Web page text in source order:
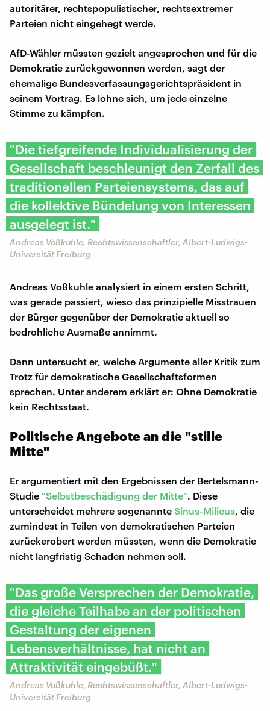
autoritärer, rechtspopulistischer, rechtsextremer
Parteien nicht eingehegt werde.
AfD-Wähler müssten gezielt angesprochen und für die
Demokratie zurückgewonnen werden, sagt der
ehemalige Bundesverfassungsgerichtspräsident in
seinem Vortrag. Es lohne sich, um jede einzelne
Stimme zu kämpfen.
"Die tiefgreifende Individualisierung der
Gesellschaft beschleunigt den Zerfall des
traditionellen Parteiensystems, das auf
die kollektive Bündelung von Interessen
ausgelegt ist."
Andreas Voßkuhle, Rechtswissenschaftler, Albert-Ludwigs-
Universität Freiburg
Andreas Voßkuhle analysiert in einem ersten Schritt,
was gerade passiert, wieso das prinzipielle Misstrauen
der Bürger gegenüber der Demokratie aktuell so
bedrohliche Ausmaße annimmt.
Dann untersucht er, welche Argumente aller Kritik zum
Trotz für demokratische Gesellschaftsformen
sprechen. Unter anderem erklärt er: Ohne Demokratie
kein Rechtsstaat.
Politische Angebote an die "stille
Mitte"
Er argumentiert mit den Ergebnissen der Bertelsmann-
Studie "Selbstbeschädigung der Mitte". Diese
unterscheidet mehrere sogenannte Sinus-Milieus , die
zumindest in Teilen von demokratischen Parteien
zurückerobert werden müssten, wenn die Demokratie
nicht langfristig Schaden nehmen soll.
"Das große Versprechen der Demokratie,
die gleiche Teilhabe an der politischen
Gestaltung der eigenen
Lebensverhältnisse, hat nicht an
Attraktivität eingebüßt."
Andreas Voßkuhle, Rechtswissenschaftler, Albert-Ludwigs-
Universität Freiburg